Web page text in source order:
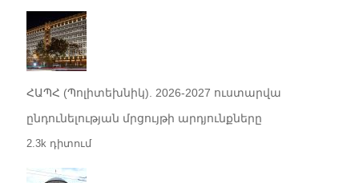
ՀԱՊՀ (Պոլիտեխնիկ). 2026-2027 ուստարվա
ընդունելության մրցույթի արդյունքները
2.3k դիտում